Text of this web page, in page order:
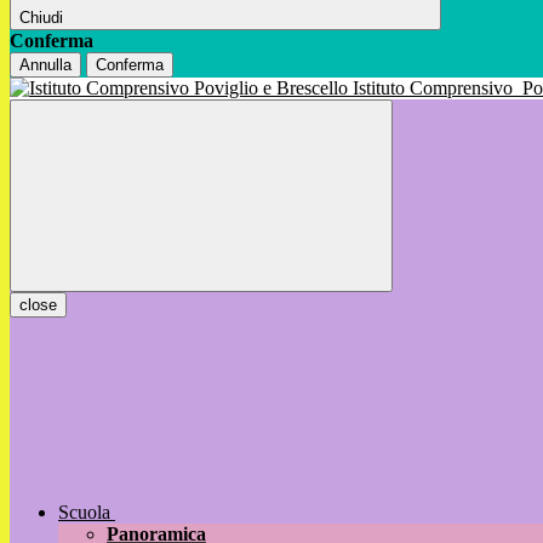
Chiudi
Conferma
Annulla Conferma
Istituto Comprensivo
close
Scuola
Panoramica